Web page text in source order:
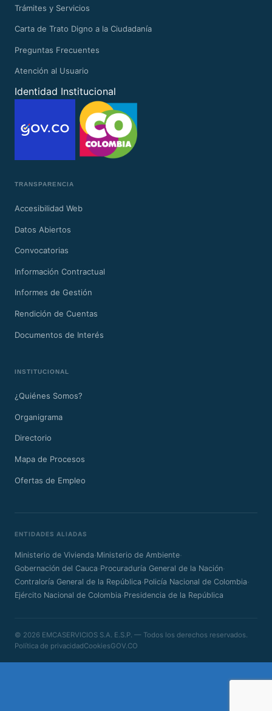
Trámites y Servicios
Carta de Trato Digno a la Ciudadanía
Preguntas Frecuentes
Atención al Usuario
Identidad Institucional
TRANSPARENCIA
Accesibilidad Web
Datos Abiertos
Convocatorias
Información Contractual
Informes de Gestión
Rendición de Cuentas
Documentos de Interés
INSTITUCIONAL
¿Quiénes Somos?
Organigrama
Directorio
Mapa de Procesos
Ofertas de Empleo
ENTIDADES ALIADAS
Ministerio de Vivienda·Ministerio de Ambiente·
Gobernación del Cauca·Procuraduría General de la Nación·
Contraloría General de la República·Policía Nacional de Colombia·
Ejército Nacional de Colombia·Presidencia de la República
© 2026 EMCASERVICIOS S.A. E.S.P. — Todos los derechos reservados.
Política de privacidadCookiesGOV.CO